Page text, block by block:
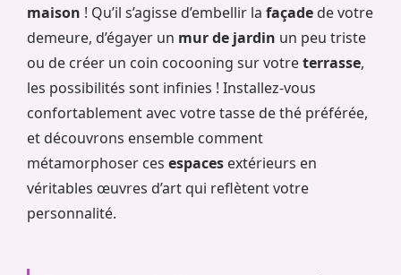
maison ! Qu’il s’agisse d’embellir la façade de votre
demeure, d’égayer un mur de jardin un peu triste
ou de créer un coin cocooning sur votreterrasse,
les possibilités sont infinies ! Installez-vous
confortablement avec votre tasse de thé préférée,
et découvrons ensemble comment
métamorphoser ces espaces extérieurs en
véritables œuvres d’art qui reflètent votre
personnalité.